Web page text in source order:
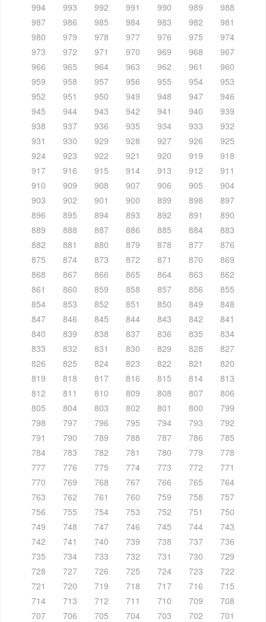
994
993 992 991 990 989
988
987
986 985 984 983 982
981
980
979 978 977 976 975
974
973
972 971 970 969 968
967
966
965 964 963 962 961
960
959
958 957 956 955 954
953
952
951 950 949 948 947
946
945
944 943 942 941 940
939
938
937 936 935 934 933
932
931
930 929 928 927 926
925
924
923 922 921 920 919
918
917
916 915 914 913 912
911
910
909 908 907 906 905
904
903
902 901 900 899 898
897
896
895 894 893 892 891
890
889
888 887 886 885 884
883
882
881 880 879 878 877
876
875
874 873 872 871 870
869
868
867 866 865 864 863
862
861
860 859 858 857 856
855
854
853 852 851 850 849
848
847
846 845 844 843 842
841
840
839 838 837 836 835
834
833
832 831 830 829 828
827
826
825 824 823 822 821
820
819
818 817 816 815 814
813
812
811 810 809 808 807
806
805
804 803 802 801 800
799
798
797 796 795 794 793
792
791
790 789 788 787 786
785
784
783 782 781 780 779
778
777
776 775 774 773 772
771
770
769 768 767 766 765
764
763
762 761 760 759 758
757
756
755 754 753 752 751
750
749
748 747 746 745 744
743
742
741 740 739 738 737
736
735
734 733 732 731 730
729
728
727 726 725 724 723
722
721
720 719 718 717 716
715
714
713 712 711 710 709
708
707
706 705 704 703 702 701